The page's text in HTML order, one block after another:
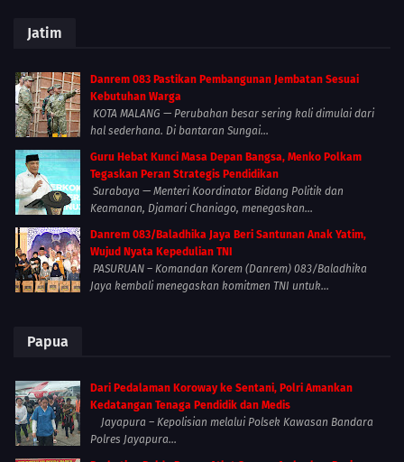
Jatim
Danrem 083 Pastikan Pembangunan Jembatan Sesuai
Kebutuhan Warga
KOTA MALANG — Perubahan besar sering kali dimulai dari
hal sederhana. Di bantaran Sungai...
Guru Hebat Kunci Masa Depan Bangsa, Menko Polkam
Tegaskan Peran Strategis Pendidikan
Surabaya — Menteri Koordinator Bidang Politik dan
Keamanan, Djamari Chaniago, menegaskan...
Danrem 083/Baladhika Jaya Beri Santunan Anak Yatim,
Wujud Nyata Kepedulian TNI
PASURUAN – Komandan Korem (Danrem) 083/Baladhika
Jaya kembali menegaskan komitmen TNI untuk...
Papua
Dari Pedalaman Koroway ke Sentani, Polri Amankan
Kedatangan Tenaga Pendidik dan Medis
Jayapura – Kepolisian melalui Polsek Kawasan Bandara
Polres Jayapura...